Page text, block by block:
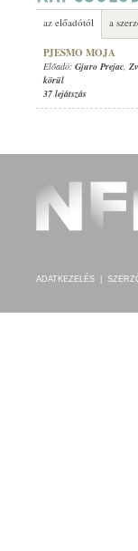
az előadótól a
PJESMO MOJA
Előadó: Gjuro Prejac,
körül
37 lejátszás
ADATKEZELÉS